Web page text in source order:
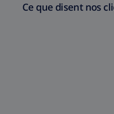
Ce que disent nos